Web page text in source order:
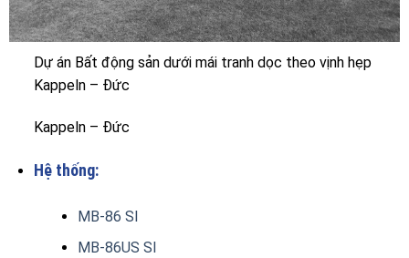
Dự án Bất động sản dưới mái tranh dọc theo vịnh hẹp
Kappeln – Đức
Kappeln – Đức
Hệ thống:
MB-86 SI
MB-86US SI